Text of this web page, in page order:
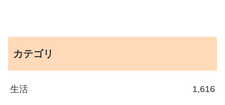
カテゴリ
生活 1,616